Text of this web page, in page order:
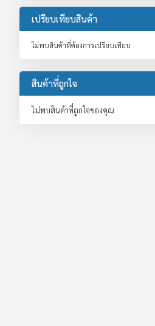
เปรียบเทียบสินค้า
ไม่พบสินค้าที่ต้องการเปรียบเทียบ
สินค้าที่ถูกใจ
ไม่พบสินค้าที่ถูกใจของคุณ